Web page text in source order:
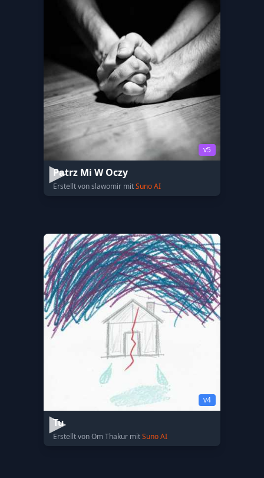
v5
Patrz Mi W Oczy
Erstellt von slawomir mitSuno AI
v4
Tu
Erstellt von Om Thakur mitSuno AI